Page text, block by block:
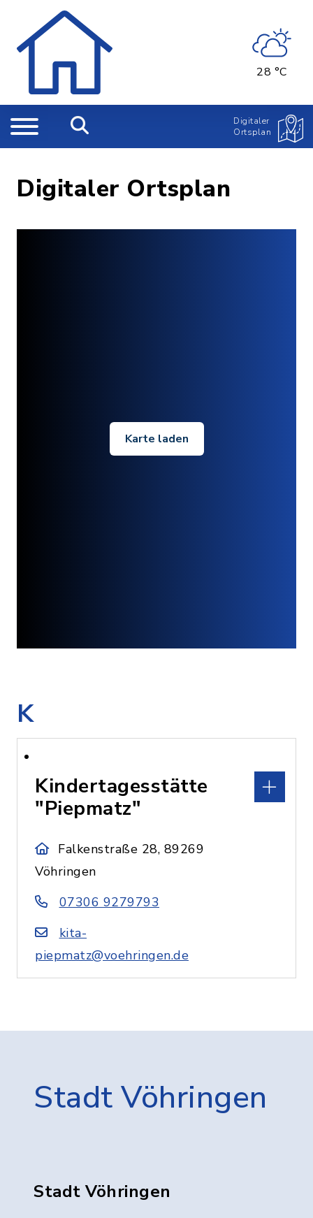
28 °C
Digitaler
Ortsplan
Digitaler Ortsplan
Karte laden
K
Kindertagesstätte
"Piepmatz"
Falkenstraße 28, 89269
Vöhringen
07306 9279793
kita-
piepmatz@voehringen.de
Stadt Vöhringen
Stadt Vöhringen